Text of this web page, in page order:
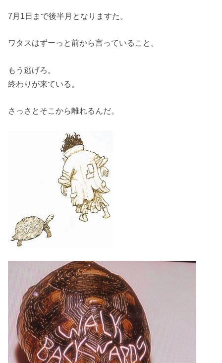
7月1日まで後半月となりますた。
ワタスはずーっと前から言っていること。
もう逃げろ。
終わりが来ている。
さっさとそこから離れるんだ。